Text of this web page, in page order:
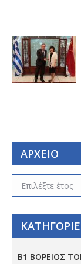
ΑΡΧΕΙΟ
ΑΡΧΕΙΟ
Β1 ΒΟΡΕΙΟΣ